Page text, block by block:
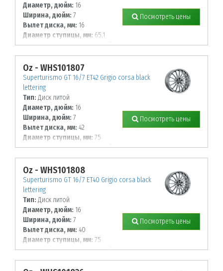
Диаметр, дюйм: 16
Ширина, дюйм: 7
Вылет диска, мм: 16
Диаметр ступицы, мм: 65,1
К-во крепежных отверстий, шт:4
Диаметр располож. отверстий, мм:
108
Посмотреть цены
Oz - WHS101807
Superturismo GT 16/7 ET42 Grigio corsa black
lettering
Тип: Диск литой
Диаметр, дюйм: 16
Ширина, дюйм: 7
Вылет диска, мм: 42
Диаметр ступицы, мм: 75
К-во крепежных отверстий, шт:4
Диаметр располож. отверстий, мм:
114,3
Посмотреть цены
Oz - WHS101808
Superturismo GT 16/7 ET40 Grigio corsa black
lettering
Тип: Диск литой
Диаметр, дюйм: 16
Ширина, дюйм: 7
Вылет диска, мм: 40
Диаметр ступицы, мм: 75
К-во крепежных отверстий, шт:5
Диаметр располож. отверстий, мм:
Посмотреть цены